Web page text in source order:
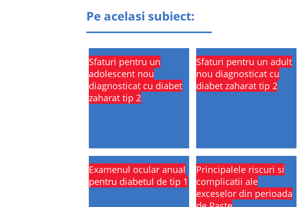
Pe acelasi subiect:
Sfaturi pentru un
adolescent nou
diagnosticat cu diabet
zaharat tip 2
Sfaturi pentru un adult
nou diagnosticat cu
diabet zaharat tip 2
Examenul ocular anual
pentru diabetul de tip 1
Principalele riscuri si
complicatii ale
exceselor din perioada